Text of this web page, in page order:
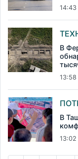
14:43
В
13:58
В
13:02